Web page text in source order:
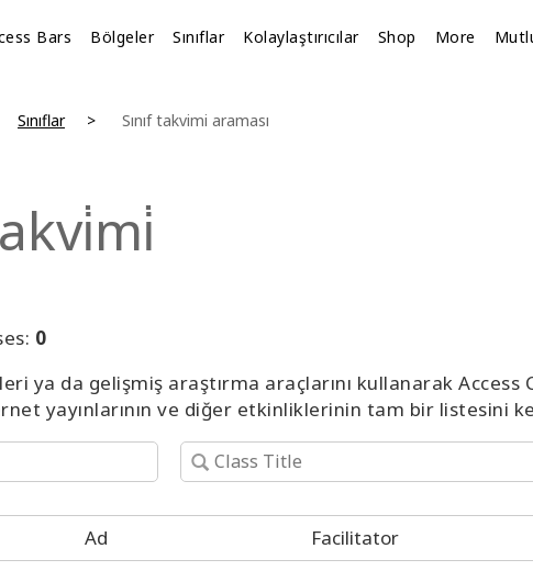
Bars Bölgeler Sınıflar Kolaylaştırıcılar Shop More
Sınıflar Sınıf takvimi araması
0
ya da gelişmiş araştırma araçlarını kullanarak Access
yayınlarının ve diğer etkinliklerinin tam bir listesini
Ad Facilitator